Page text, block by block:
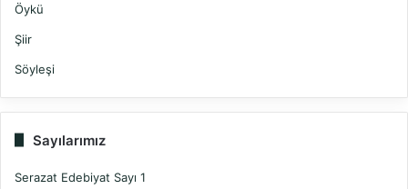
Öykü
Şiir
Söyleşi
Sayılarımız
Serazat Edebiyat Sayı 1